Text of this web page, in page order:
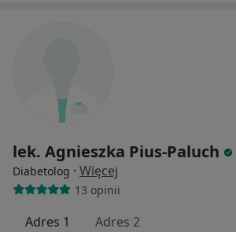
lek. Agnieszka Pius-Paluch
Diabetolog · Więcej
13 opinii
Adres 1 Adres 2